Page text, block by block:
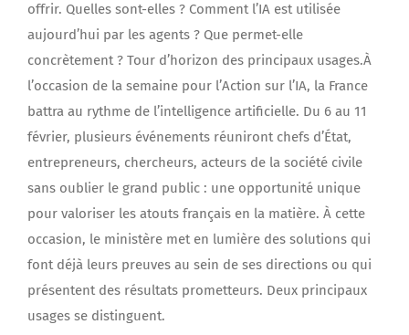
offrir. Quelles sont-elles ? Comment l’IA est utilisée
aujourd’hui par les agents ? Que permet-elle
concrètement ? Tour d’horizon des principaux usages.À
l’occasion de la semaine pour l’Action sur l’IA, la France
battra au rythme de l’intelligence artificielle. Du 6 au 11
février, plusieurs événements réuniront chefs d’État,
entrepreneurs, chercheurs, acteurs de la société civile
sans oublier le grand public : une opportunité unique
pour valoriser les atouts français en la matière. À cette
occasion, le ministère met en lumière des solutions qui
font déjà leurs preuves au sein de ses directions ou qui
présentent des résultats prometteurs. Deux principaux
usages se distinguent.